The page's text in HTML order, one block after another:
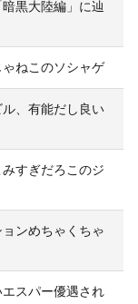
黒大陸編」に辿
ゃねこのソシャゲ
ル、有能だし良い
すぎだろこのジ
ンめちゃくちゃ
エスパー優遇され